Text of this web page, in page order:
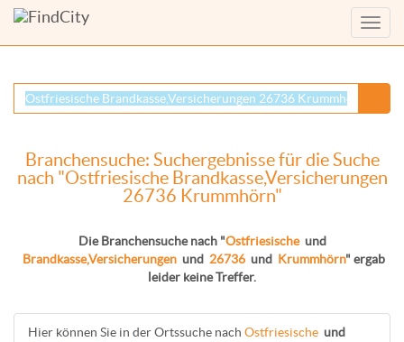
Menü
Branchensuche: Suchergebnisse für die Suche
nach "Ostfriesische Brandkasse,Versicherungen
26736 Krummhörn"
Die Branchensuche nach "Ostfriesische und
Brandkasse,Versicherungen und 26736 und Krummhörn" ergab
leider keine Treffer.
Hier können Sie in der Ortssuche nach Ostfriesische und